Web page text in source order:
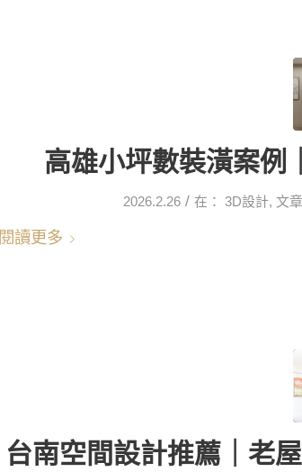
高雄小坪數裝潢案例
2026.2.26 / 在： 3D設計, 文
閱讀更多
台南空間設計推薦｜老